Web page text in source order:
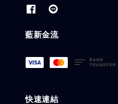
藍新金流
快速連結